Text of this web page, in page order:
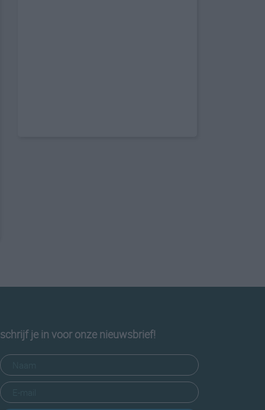
schrijf je in voor onze nieuwsbrief!